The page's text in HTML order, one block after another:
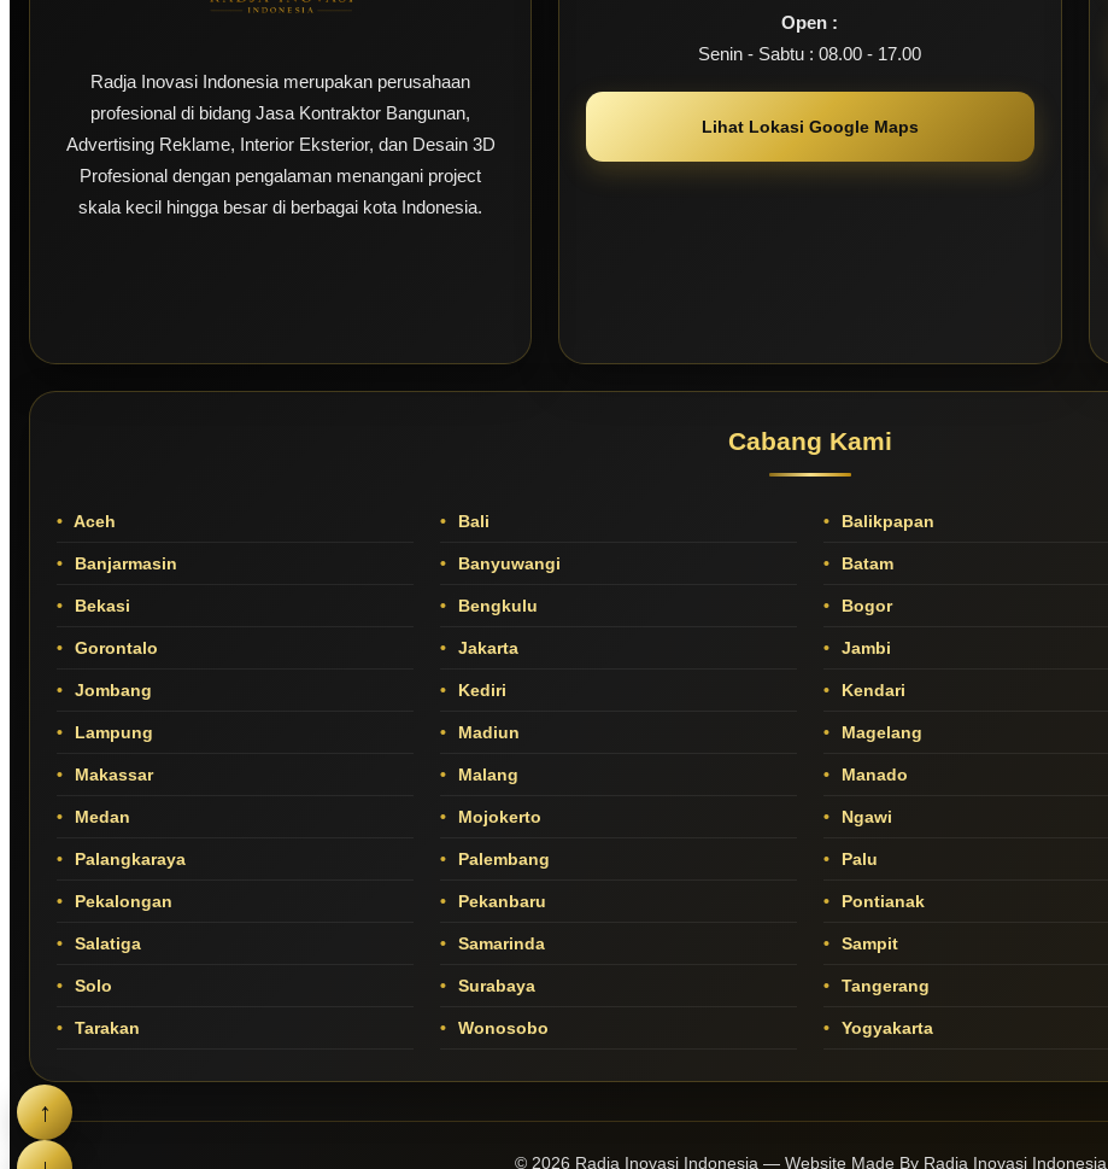
Radja Inovasi Indonesia merupakan perusahaan
profesional di bidang Jasa Kontraktor Bangunan,
Advertising Reklame, Interior Eksterior, dan Desain 3D
Profesional dengan pengalaman menangani project
skala kecil hingga besar di berbagai kota Indonesia.
Open :
Senin - Sabtu : 08.00 - 17.00
Lihat Lokasi Google Maps
Cabang Kami
Aceh Bali Balikpapan
Banjarmasin Banyuwangi Batam
Bekasi Bengkulu Bogor
Gorontalo Jakarta Jambi
Jombang Kediri Kendari
Lampung Madiun Magelang
Makassar Malang Manado
Medan Mojokerto Ngawi
Palangkaraya Palembang Palu
Pekalongan Pekanbaru Pontianak
Salatiga Samarinda Sampit
Solo Surabaya Tangerang
Tarakan Wonosobo Yogyakarta
© 2026 Radja Inovasi Indonesia — Website Made By Radja Inovasi Indonesia
↑